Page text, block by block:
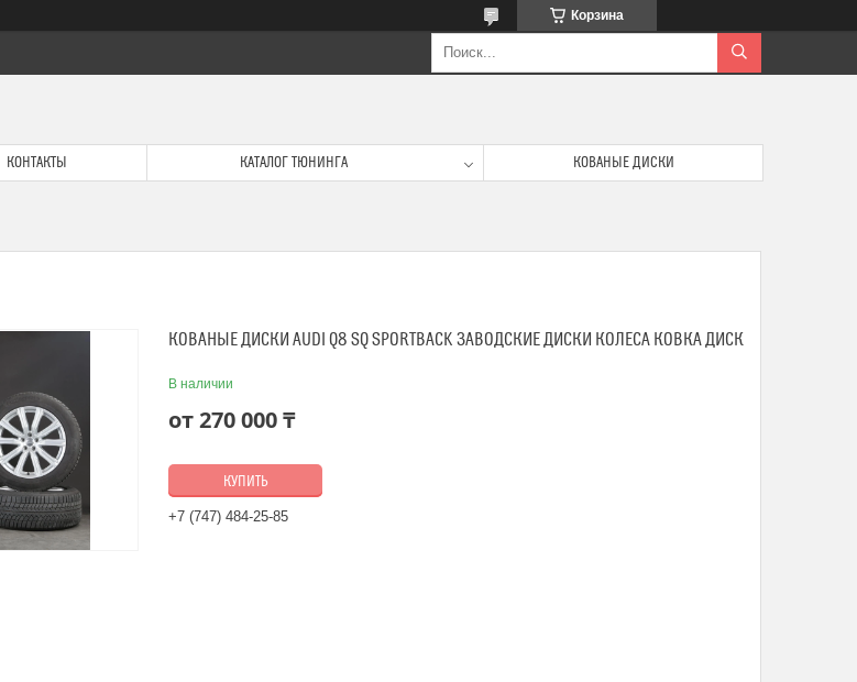
Корзина
КОНТАКТЫ КАТАЛОГ ТЮНИНГА КОВАНЫЕ ДИСКИ
КОВАНЫЕ ДИСКИ AUDI Q8 SQ SPORTBACK ЗАВОДСКИЕ ДИСКИ КОЛЕСА КОВКА ДИСК
В наличии
от270 000 ₸
КУПИТЬ
+7 (747) 484-25-85